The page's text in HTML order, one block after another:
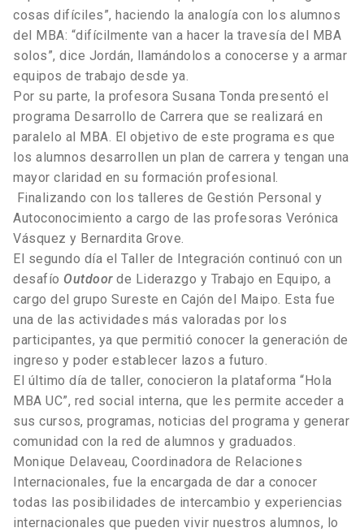
cosas difíciles”, haciendo la analogía con los alumnos
del MBA: “difícilmente van a hacer la travesía del MBA
solos”, dice Jordán, llamándolos a conocerse y a armar
equipos de trabajo desde ya.
Por su parte, la profesora Susana Tonda presentó el
programa Desarrollo de Carrera que se realizará en
paralelo al MBA. El objetivo de este programa es que
los alumnos desarrollen un plan de carrera y tengan una
mayor claridad en su formación profesional.
Finalizando con los talleres de Gestión Personal y
Autoconocimiento a cargo de las profesoras Verónica
Vásquez y Bernardita Grove.
El segundo día el Taller de Integración continuó con un
desafío Outdoorde Liderazgo y Trabajo en Equipo, a
cargo del grupo Sureste en Cajón del Maipo. Esta fue
una de las actividades más valoradas por los
participantes, ya que permitió conocer la generación de
ingreso y poder establecer lazos a futuro.
El último día de taller, conocieron la plataforma “Hola
MBA UC”, red social interna, que les permite acceder a
sus cursos, programas, noticias del programa y generar
comunidad con la red de alumnos y graduados.
Monique Delaveau, Coordinadora de Relaciones
Internacionales, fue la encargada de dar a conocer
todas las posibilidades de intercambio y experiencias
internacionales que pueden vivir nuestros alumnos, lo